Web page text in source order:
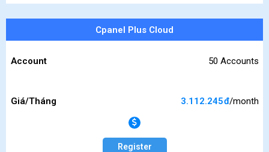
Cpanel Plus Cloud
Account 50 Accounts
Giá/Tháng 3.112.245đ/month
Register